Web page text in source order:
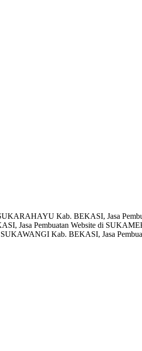
Kab. BEKASI, Jasa
Jasa Pembuatan Website di
Kab. BEKASI, Jasa